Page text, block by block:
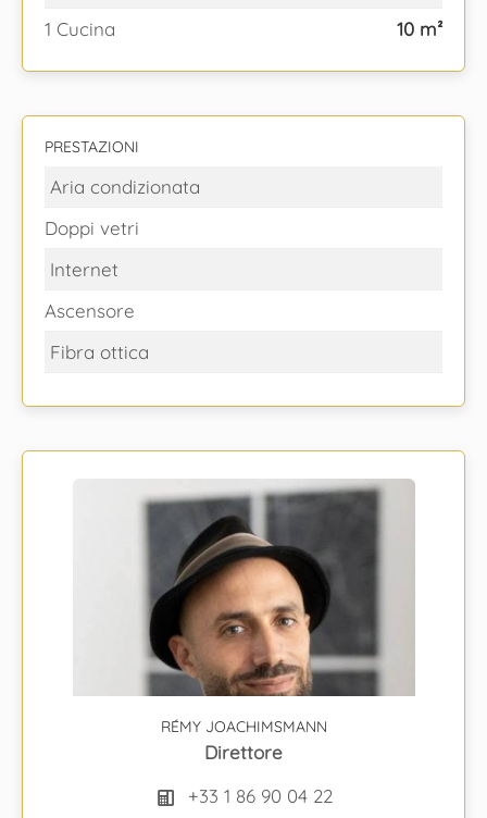
1 Cucina
10 m²
PRESTAZIONI
Aria condizionata
Doppi vetri
Internet
Ascensore
Fibra ottica
RÉMY JOACHIMSMANN
Direttore
+33 1 86 90 04 22